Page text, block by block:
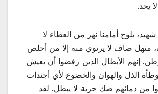
يحد.
يلوح أمامنا نهر من العطاء لا
منهل صاف لا يرتوي منه إلا من أخلص
إنهم الأبطال الذين رفضوا أن يعيش
الذل والهوان والخضوع لأي أجندات
من دمائهم صك حرية لا يبطل. لقد